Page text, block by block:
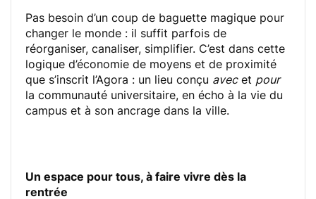
Pas besoin d’un coup de baguette magique pour
changer le monde : il suffit parfois de
réorganiser, canaliser, simplifier. C’est dans cette
logique d’économie de moyens et de proximité
que s’inscrit l’Agora : un lieu conçu avecet pour
la communauté universitaire, en écho à la vie du
campus et à son ancrage dans la ville.
Un espace pour tous, à faire vivre dès la
rentrée